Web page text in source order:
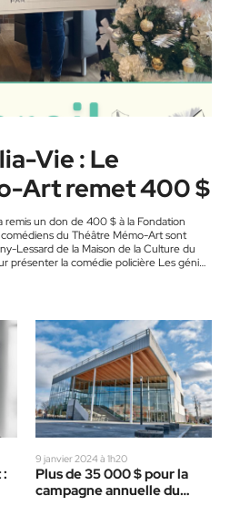
Vie : Le
Art remet 400 $
un don de 400 $ à la Fondation
du Théâtre Mémo-Art sont
Lessard de la Maison de la Culture du
présenter la comédie policière Les génies
9 janvier 2024 à 1h20
Plus de 35 000 $ pour la
campagne annuelle du